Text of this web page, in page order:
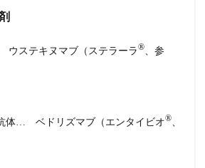
ステキヌマブ（ステラーラ®︎ 、参
体… ベドリズマブ（エンタイビオ®︎